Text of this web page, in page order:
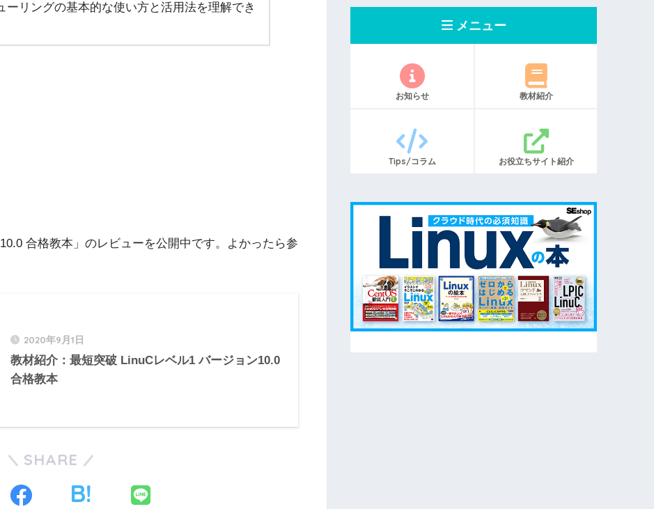
ーリングの基本的な使い方と活用法を理解でき
合格教本」のレビューを公開中です。よかったら参
2020年9月1日
教材紹介：最短突破 LinuCレベル1 バージョン10.0
合格教本
SHARE
メニュー
お知らせ 教材紹介
Tips/コラム お役立ちサイト紹介